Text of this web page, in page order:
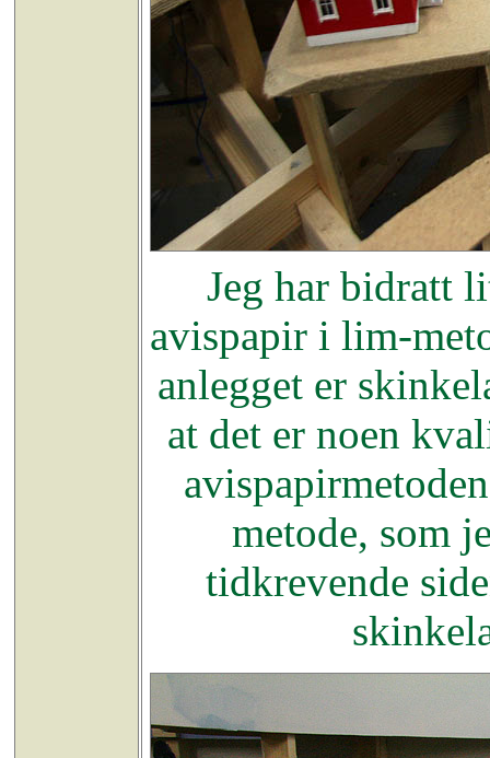
Jeg har bidratt
avispapir i lim-
anlegget er
at det er noen
metode, som
tidkrevende